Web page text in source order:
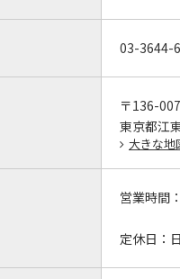
03-3644-
〒136-
東京都江
大きな地
営業時間：
定休日：